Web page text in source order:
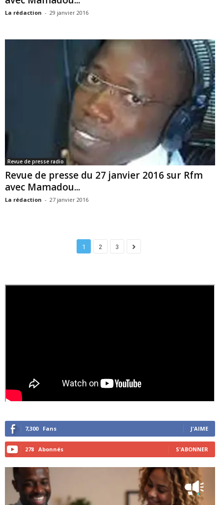
La rédaction - 29 janvier 2016
Revue de presse radio
Revue de presse du 27 janvier 2016 sur Rfm
avec Mamadou...
La rédaction - 27 janvier 2016
1 2 3
7,300 Fans J'AIME
278 Abonnés S'ABONNER